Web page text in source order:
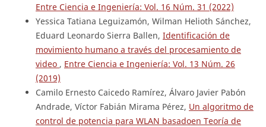
Entre Ciencia e Ingeniería: Vol. 16 Núm. 31 (2022)
Yessica Tatiana Leguizamón, Wilman Helioth Sánchez,
Eduard Leonardo Sierra Ballen, Identificación de
movimiento humano a través del procesamiento de
video , Entre Ciencia e Ingeniería: Vol. 13 Núm. 26
(2019)
Camilo Ernesto Caicedo Ramírez, Álvaro Javier Pabón
Andrade, Víctor Fabián Mirama Pérez, Un algoritmo de
control de potencia para WLAN basadoen Teoría de